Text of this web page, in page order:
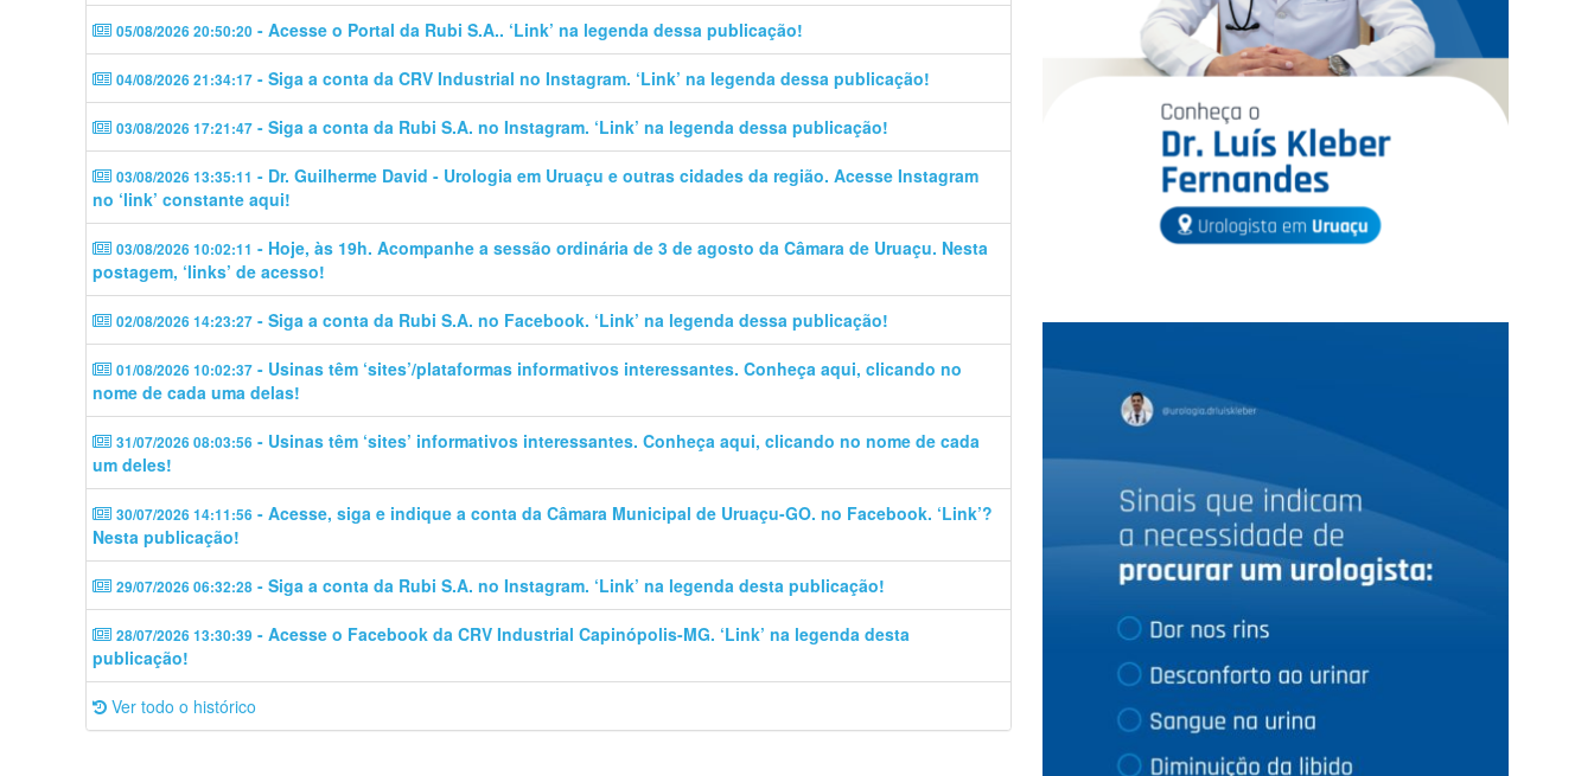
05/08/2026 20:50:20 - Acesse o Portal da Rubi S.A.. ‘Link’ na legenda dessa publicação!
04/08/2026 21:34:17 - Siga a conta da CRV Industrial no Instagram. ‘Link’ na legenda dessa publicação!
03/08/2026 17:21:47 - Siga a conta da Rubi S.A. no Instagram. ‘Link’ na legenda dessa publicação!
03/08/2026 13:35:11 - Dr. Guilherme David - Urologia em Uruaçu e outras cidades da região. Acesse Instagram
no ‘link’ constante aqui!
03/08/2026 10:02:11 - Hoje, às 19h. Acompanhe a sessão ordinária de 3 de agosto da Câmara de Uruaçu. Nesta
postagem, ‘links’ de acesso!
02/08/2026 14:23:27 - Siga a conta da Rubi S.A. no Facebook. ‘Link’ na legenda dessa publicação!
01/08/2026 10:02:37 - Usinas têm ‘sites’/plataformas informativos interessantes. Conheça aqui, clicando no
nome de cada uma delas!
31/07/2026 08:03:56 - Usinas têm ‘sites’ informativos interessantes. Conheça aqui, clicando no nome de cada
um deles!
30/07/2026 14:11:56 - Acesse, siga e indique a conta da Câmara Municipal de Uruaçu-GO. no Facebook. ‘Link’?
Nesta publicação!
29/07/2026 06:32:28 - Siga a conta da Rubi S.A. no Instagram. ‘Link’ na legenda desta publicação!
28/07/2026 13:30:39 - Acesse o Facebook da CRV Industrial Capinópolis-MG. ‘Link’ na legenda desta
publicação!
Ver todo o histórico